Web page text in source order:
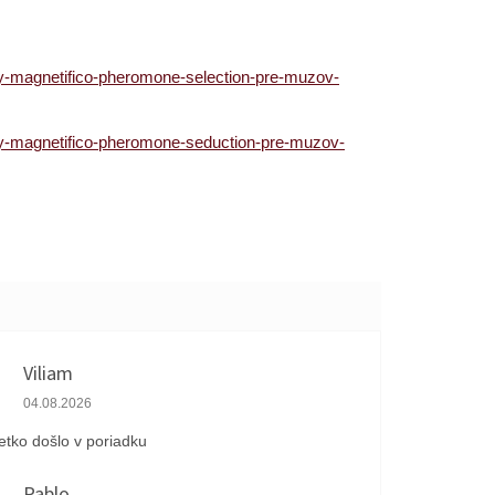
pheromone-selection-pre-muzov-
pheromone-seduction-pre-muzov-
Viliam
Hodnotenie obchodu je 5 z 5 hviezdičiek.
04.08.2026
došlo v poriadku